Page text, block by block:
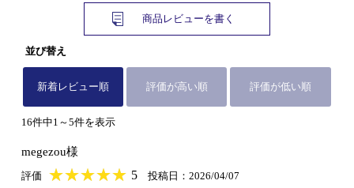
商品レビューを書く
並び替え
新着レビュー順 評価が高い順 評価が低い順
16件中1～5件を表示
megezou様
評価 ★★★★★
★★★★★ 5 投稿日：2026/04/07